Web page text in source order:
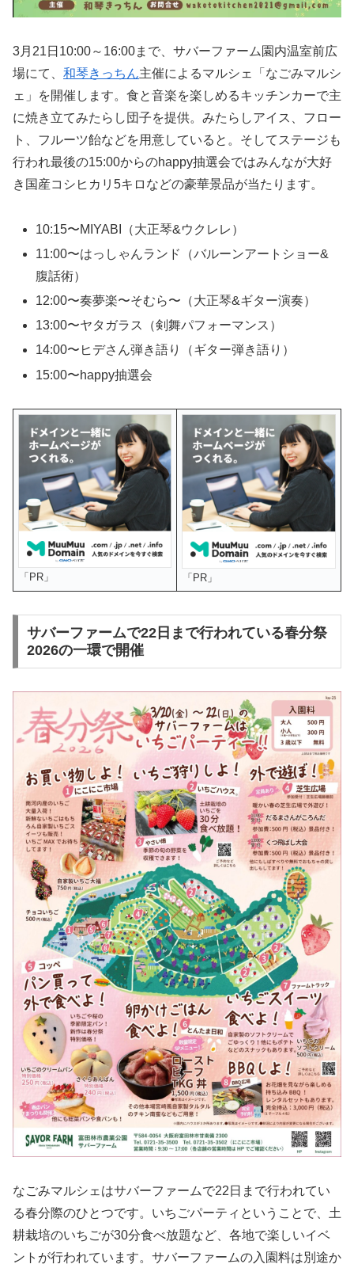
3月21日10:00～16:00まで、サバーファーム園内温室前広
場にて、 和琴きっちん主催によるマルシェ「なごみマルシ
ェ」を開催します。食と音楽を楽しめるキッチンカーで主
に焼き立てみたらし団子を提供。みたらしアイス、フロー
ト、フルーツ飴などを用意していると。そしてステージも
行われ最後の15:00からのhappy抽選会ではみんなが大好
き国産コシヒカリ5キロなどの豪華景品が当たります。
10:15〜MIYABI（大正琴&ウクレレ）
11:00〜はっしゃんランド（バルーンアートショー&
腹話術）
12:00〜奏夢楽〜そむら〜（大正琴&ギター演奏）
13:00〜ヤタガラス（剣舞パフォーマンス）
14:00〜ヒデさん弾き語り（ギター弾き語り）
15:00〜happy抽選会
「PR」 「PR」
サバーファームで22日まで行われている春分祭
2026の一環で開催
なごみマルシェはサバーファームで22日まで行われてい
る春分際のひとつです。いちごパーティということで、土
耕栽培のいちごが30分食べ放題など、各地で楽しいイベ
ントが行われています。サバーファームの入園料は別途か